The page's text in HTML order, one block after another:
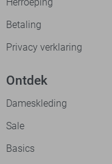
Betaling
Privacy verklaring
Ontdek
Dameskleding
Sale
Basics